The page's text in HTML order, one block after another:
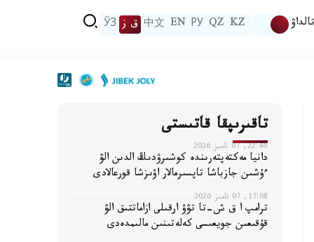
تالداۋ KZ
QZ
РУ
EN
中文 ق ز ЎЗ
تاقىرىپقا قاتىستى
22:46, 07 تامىز 2026
دانيا مەكتەپتەرىندە كوشىرۋدىڭ الدىن الۋ
ءۇشىن جازباشا تاپسىرمالار اۋىزشا قورعالادى
17:08, 07 تامىز 2026
ترامپ ا ق ش-تا تۋۋ ارقىلى ازاماتتىق الۋ
قۇقىعىن جويعىسى كەلەتىنىن مالىمدەدى